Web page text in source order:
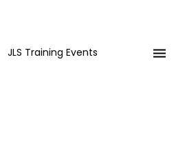
JLS Training Events